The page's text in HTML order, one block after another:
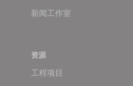
新闻工作室
资源
工程项目